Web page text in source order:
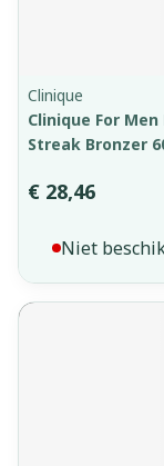
Clinique
Clinique For Men
Streak Bronzer
€ 28,46
Niet